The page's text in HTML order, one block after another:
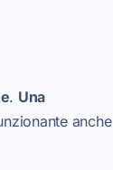
. Una
anche